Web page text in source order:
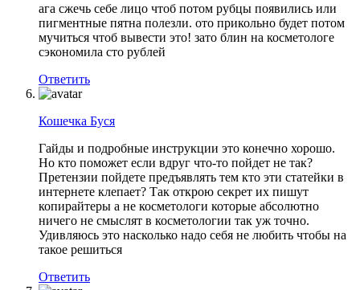
ага сжечь себе лицо чтоб потом рубцы появились или
пигментные пятна полезли. ото прикольно будет потом
мучиться чтоб вывести это! зато блин на косметологе
сэкономила сто рублей
Ответить
Кошечка Буся
Гайды и подробные инструкции это конечно хорошо.
Но кто поможет если вдруг что-то пойдет не так?
Претензии пойдете предъявлять тем кто эти статейки в
интернете клепает? Так открою секрет их пишут
копирайтеры а не косметологи которые абсолютно
ничего не смыслят в косметологии так уж точно.
Удивляюсь это насколько надо себя не любить чтобы на
такое решиться
Ответить